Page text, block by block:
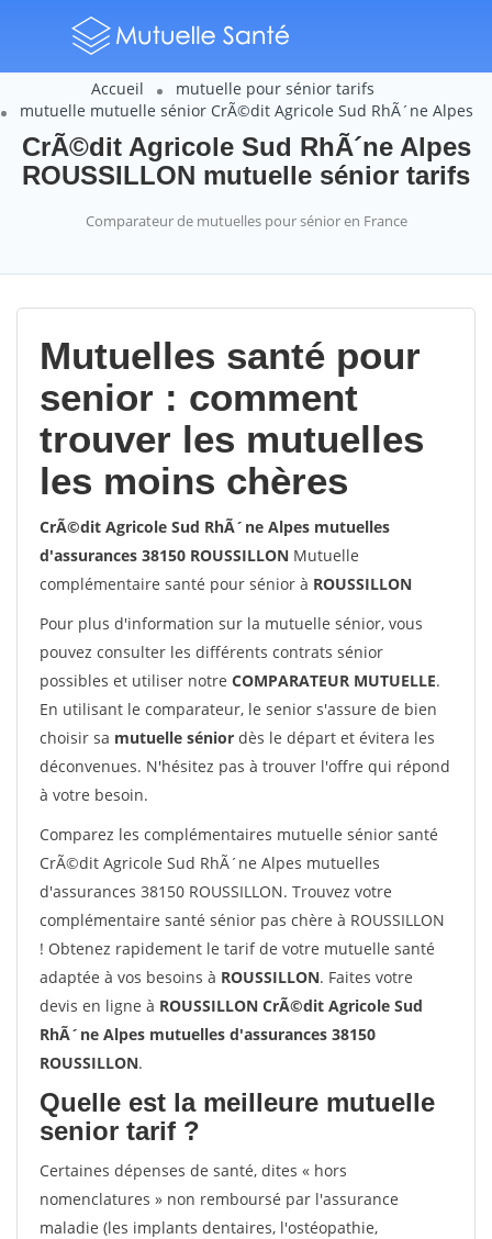
Accueil
mutuelle pour sénior tarifs
mutuelle mutuelle sénior CrÃ©dit Agricole Sud RhÃ´ne Alpes
CrÃ©dit Agricole Sud RhÃ´ne Alpes
ROUSSILLON mutuelle sénior tarifs
Comparateur de mutuelles pour sénior en France
Mutuelles santé pour
senior : comment
trouver les mutuelles
les moins chères
CrÃ©dit Agricole Sud RhÃ´ne Alpes mutuelles
d'assurances 38150 ROUSSILLON Mutuelle
complémentaire santé pour sénior à ROUSSILLON
Pour plus d'information sur la mutuelle sénior, vous
pouvez consulter les différents contrats sénior
possibles et utiliser notre COMPARATEUR MUTUELLE.
En utilisant le comparateur, le senior s'assure de bien
choisir sa mutuelle sénior dès le départ et évitera les
déconvenues. N'hésitez pas à trouver l'offre qui répond
à votre besoin.
Comparez les complémentaires mutuelle sénior santé
CrÃ©dit Agricole Sud RhÃ´ne Alpes mutuelles
d'assurances 38150 ROUSSILLON. Trouvez votre
complémentaire santé sénior pas chère à ROUSSILLON
! Obtenez rapidement le tarif de votre mutuelle santé
adaptée à vos besoins à ROUSSILLON. Faites votre
devis en ligne à ROUSSILLON CrÃ©dit Agricole Sud
RhÃ´ne Alpes mutuelles d'assurances 38150
ROUSSILLON.
Quelle est la meilleure mutuelle
senior tarif ?
Certaines dépenses de santé, dites « hors
nomenclatures » non remboursé par l'assurance
maladie (les implants dentaires, l'ostéopathie,